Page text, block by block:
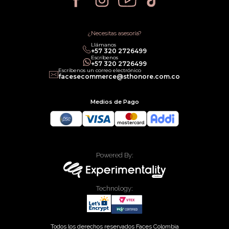
Política de Cancelación
Política legal de Gift Cards¿Necesitas asesoría?
Llámanos
‎+57 320 2726499
Escríbenos
‎+57 320 2726499
Escríbenos un correo electrónico
facesecommerce@sthonore.com.co
Medios de Pago
Powered By:
Technology:
Todos los derechos reservados Faces Colombia